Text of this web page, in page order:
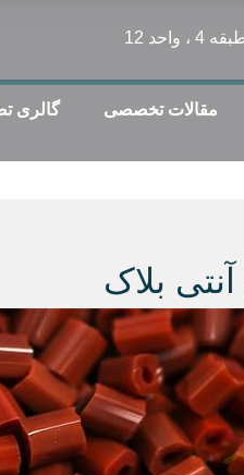
مقالات تخصصی گالری
بلاک